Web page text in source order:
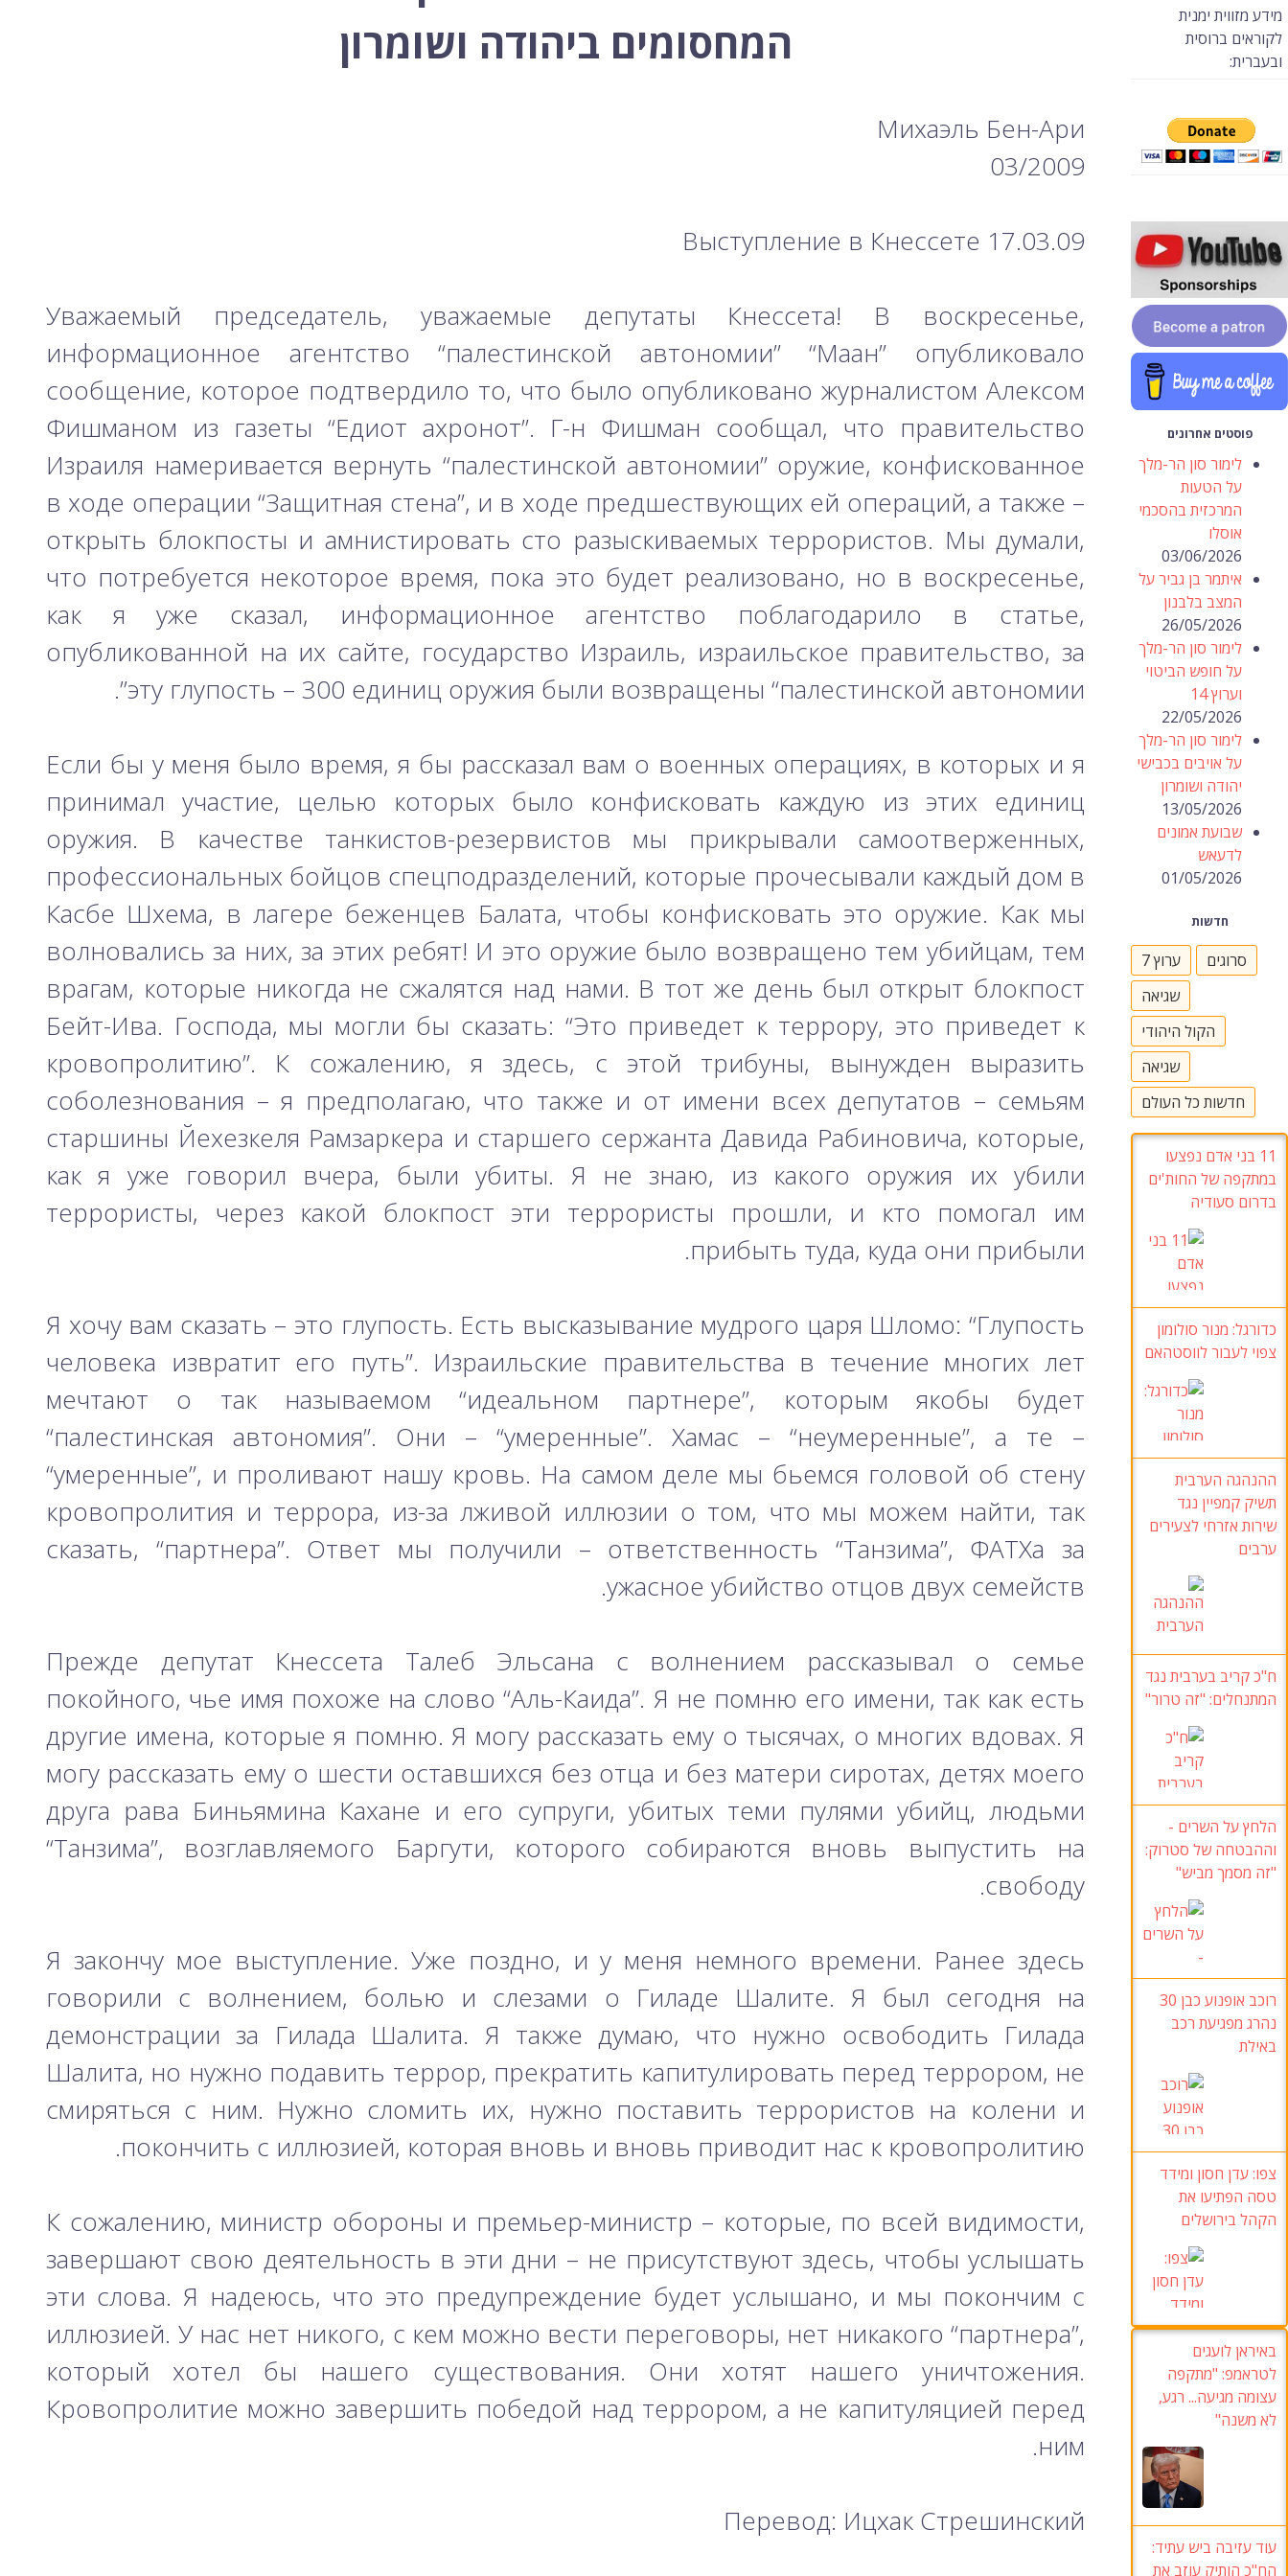
המחסומים ביהודה ושומרון
Михаэль Бен-Ари
03/2009
Выступление в Кнессете 17.03.09
Уважаемый председатель, уважаемые депутаты Кнессета! В воскресенье,
информационное агентство “палестинской автономии” “Маан” опубликовало
сообщение, которое подтвердило то, что было опубликовано журналистом Алексом
Фишманом из газеты “Едиот ахронот”. Г-н Фишман сообщал, что правительство
Израиля намеривается вернуть “палестинской автономии” оружие, конфискованное
в ходе операции “Защитная стена”, и в ходе предшествующих ей операций, а также –
открыть блокпосты и амнистировать сто разыскиваемых террористов. Мы думали,
что потребуется некоторое время, пока это будет реализовано, но в воскресенье,
как я уже сказал, информационное агентство поблагодарило в статье,
опубликованной на их сайте, государство Израиль, израильское правительство, за
эту глупость – 300 единиц оружия были возвращены “палестинской автономии”.
Если бы у меня было время, я бы рассказал вам о военных операциях, в которых и я
принимал участие, целью которых было конфисковать каждую из этих единиц
оружия. В качестве танкистов-резервистов мы прикрывали самоотверженных,
профессиональных бойцов спецподразделений, которые прочесывали каждый дом в
Касбе Шхема, в лагере беженцев Балата, чтобы конфисковать это оружие. Как мы
волновались за них, за этих ребят! И это оружие было возвращено тем убийцам, тем
врагам, которые никогда не сжалятся над нами. В тот же день был открыт блокпост
Бейт-Ива. Господа, мы могли бы сказать: “Это приведет к террору, это приведет к
кровопролитию”. К сожалению, я здесь, с этой трибуны, вынужден выразить
соболезнования – я предполагаю, что также и от имени всех депутатов – семьям
старшины Йехезкеля Рамзаркера и старшего сержанта Давида Рабиновича, которые,
как я уже говорил вчера, были убиты. Я не знаю, из какого оружия их убили
террористы, через какой блокпост эти террористы прошли, и кто помогал им
прибыть туда, куда они прибыли.
Я хочу вам сказать – это глупость. Есть высказывание мудрого царя Шломо: “Глупость
человека извратит его путь”. Израильские правительства в течение многих лет
мечтают о так называемом “идеальном партнере”, которым якобы будет
“палестинская автономия”. Они – “умеренные”. Хамас – “неумеренные”, а те –
“умеренные”, и проливают нашу кровь. На самом деле мы бьемся головой об стену
кровопролития и террора, из-за лживой иллюзии о том, что мы можем найти, так
сказать, “партнера”. Ответ мы получили – ответственность “Танзима”, ФАТХа за
ужасное убийство отцов двух семейств.
Прежде депутат Кнессета Талеб Эльсана с волнением рассказывал о семье
покойного, чье имя похоже на слово “Аль-Каида”. Я не помню его имени, так как есть
другие имена, которые я помню. Я могу рассказать ему о тысячах, о многих вдовах. Я
могу рассказать ему о шести оставшихся без отца и без матери сиротах, детях моего
друга рава Биньямина Кахане и его супруги, убитых теми пулями убийц, людьми
“Танзима”, возглавляемого Баргути, которого собираются вновь выпустить на
свободу.
Я закончу мое выступление. Уже поздно, и у меня немного времени. Ранее здесь
говорили с волнением, болью и слезами о Гиладе Шалите. Я был сегодня на
демонстрации за Гилада Шалита. Я также думаю, что нужно освободить Гилада
Шалита, но нужно подавить террор, прекратить капитулировать перед террором, не
смиряться с ним. Нужно сломить их, нужно поставить террористов на колени и
покончить с иллюзией, которая вновь и вновь приводит нас к кровопролитию.
К сожалению, министр обороны и премьер-министр – которые, по всей видимости,
завершают свою деятельность в эти дни – не присутствуют здесь, чтобы услышать
эти слова. Я надеюсь, что это предупреждение будет услышано, и мы покончим с
иллюзией. У нас нет никого, с кем можно вести переговоры, нет никакого “партнера”,
который хотел бы нашего существования. Они хотят нашего уничтожения.
Кровопролитие можно завершить победой над террором, а не капитуляцией перед
ним.
Перевод: Ицхак Стрешинский
מידע מזווית ימנית
לקוראים ברוסית
ובעברית:
פוסטים אחרונים
לימור סון הר-מלך
על הטעות
המרכזית בהסכמי
אוסלו
03/06/2026
איתמר בן גביר על
המצב בלבנון
26/05/2026
לימור סון הר-מלך
על חופש הביטוי
וערוץ 14
22/05/2026
לימור סון הר-מלך
על אויבים בכבישי
יהודה ושומרון
13/05/2026
שבועת אמונים
לדעאש
01/05/2026
חדשות
ערוץ 7
סרוגים
שגיאה
הקול היהודי
שגיאה
חדשות כל העולם
11 בני אדם נפצעו
במתקפה של החות'ים
בדרום סעודיה
כדורגל: מנור סולומון
צפוי לעבור לווסטהאם
ההנהגה הערבית
תשיק קמפיין נגד
שירות אזרחי לצעירים
ערבים
ח"כ קריב בערבית נגד
המתנחלים: "זה טרור"
הלחץ על השרים -
וההבטחה של סטרוק:
"זה מסמך מביש"
רוכב אופנוע כבן 30
נהרג מפגיעת רכב
באילת
צפו: עדן חסון ומידד
טסה הפתיעו את
הקהל בירושלים
באיראן לועגים
לטראמפ: "מתקפה
עצומה מגיעה... רגע,
לא משנה"
עוד עזיבה ביש עתיד:
הח"כ הותיק עוזב את